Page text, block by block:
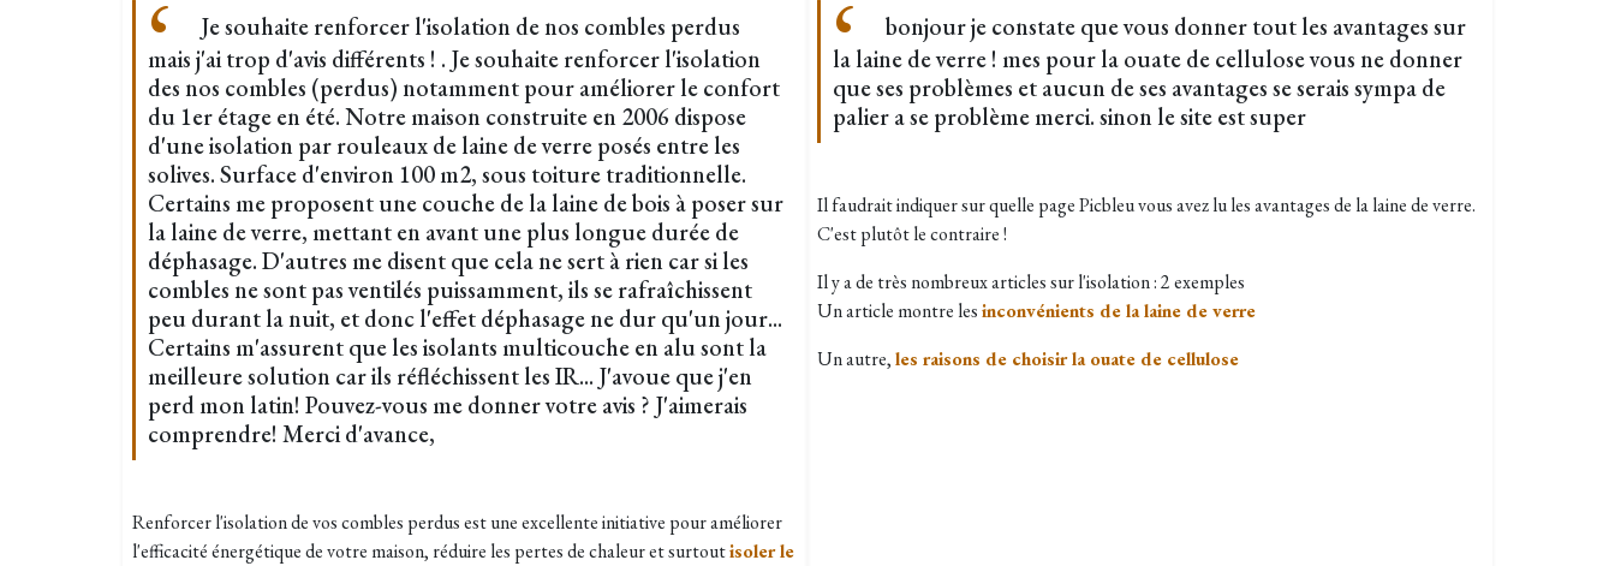
Je souhaite renforcer l'isolation de nos combles perdus
mais j'ai trop d'avis différents ! . ​Je souhaite renforcer l'isolation
des nos combles (perdus) notamment pour améliorer le confort
du 1er étage en été. Notre maison construite en 2006 dispose
d'une isolation par rouleaux de laine de verre posés entre les
solives. Surface d'environ 100 m2, sous toiture traditionnelle.
Certains me proposent une couche de la laine de bois à poser sur
la laine de verre, mettant en avant une plus longue durée de
déphasage. D'autres me disent que cela ne sert à rien car si les
combles ne sont pas ventilés puissamment, ils se rafraîchissent
peu durant la nuit, et donc l'effet déphasage ne dur qu'un jour...
Certains m'assurent que les isolants multicouche en alu sont la
meilleure solution car ils réfléchissent les IR... J'avoue que j'en
perd mon latin! Pouvez-vous me donner votre avis ? J'aimerais
comprendre! Merci d'avance,
Renforcer l'isolation de vos combles perdus est une excellente initiative pour améliorer
l'efficacité énergétique de votre maison, réduire les pertes de chaleur et surtoutisoler le
bonjour je constate que vous donner tout les avantages sur
la laine de verre ! mes pour la ouate de cellulose vous ne donner
que ses problèmes et aucun de ses avantages se serais sympa de
palier a se problème merci. sinon le site est super
Il faudrait indiquer sur quelle page Picbleu vous avez lu les avantages de la laine de verre.
C'est plutôt le contraire !
Il y a de très nombreux articles sur l'isolation : 2 exemples
Un article montre lesinconvénients de la laine de verre
Un autre,les raisons de choisir la ouate de cellulose